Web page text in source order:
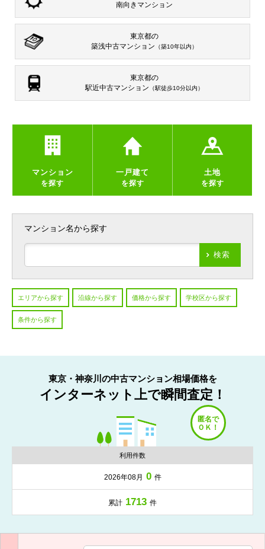
南向き マンション
東京都の
築浅中古マンション （築10年以内）
東京都の
駅近中古マンション （駅徒歩10分以内）
マンション
を探す
一戸建て
を探す
土地
を探す
マンション名から探す
検索
エリアから探す 沿線から探す 価格から探す 学校区から探す
条件から探す
東京・神奈川の中古マンション相場価格を
インターネット上で瞬間査定！
利用件数
2026年08月 0 件
累計 1713 件